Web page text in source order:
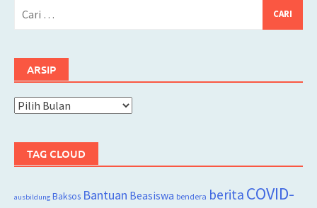
ARSIP
Arsip
TAG CLOUD
ausbildung Baksos Bantuan Beasiswa bendera berita COVID-